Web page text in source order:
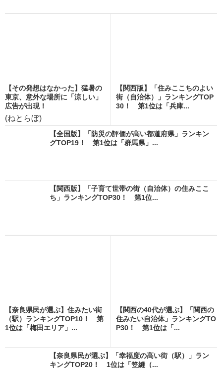
【その発想はなかった】猛暑の
東京、意外な場所に「涼しい」
広告が出現！
(ねとらぼ)
【関西版】「住みここちのよい
街（自治体）」ランキングTOP
30！ 第1位は「兵庫...
【全国版】「防災の評価が高い都道府県」ランキン
グTOP19！ 第1位は「群馬県」...
【関西版】「子育て世帯の街（自治体）の住みここ
ち」ランキングTOP30！ 第1位...
【奈良県民が選ぶ】住みたい街
（駅）ランキングTOP10！ 第
1位は「梅田エリア」...
【関西の40代が選ぶ】「関西の
住みたい自治体」ランキングTO
P30！ 第1位は「...
【奈良県民が選ぶ】「幸福度の高い街（駅）」ラン
キングTOP20！ 1位は「笠縫（...